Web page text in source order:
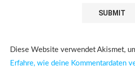
Diese Website verwendet Akismet,
Erfahre, wie deine Kommentardaten